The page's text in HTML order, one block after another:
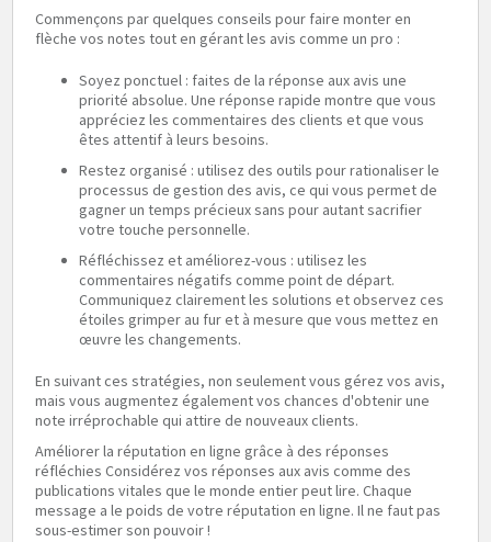
Commençons par quelques conseils pour faire monter en
flèche vos notes tout en gérant les avis comme un pro :
Soyez ponctuel : faites de la réponse aux avis une
priorité absolue. Une réponse rapide montre que vous
appréciez les commentaires des clients et que vous
êtes attentif à leurs besoins.
Restez organisé : utilisez des outils pour rationaliser le
processus de gestion des avis, ce qui vous permet de
gagner un temps précieux sans pour autant sacrifier
votre touche personnelle.
Réfléchissez et améliorez-vous : utilisez les
commentaires négatifs comme point de départ.
Communiquez clairement les solutions et observez ces
étoiles grimper au fur et à mesure que vous mettez en
œuvre les changements.
En suivant ces stratégies, non seulement vous gérez vos avis,
mais vous augmentez également vos chances d'obtenir une
note irréprochable qui attire de nouveaux clients.
Améliorer la réputation en ligne grâce à des réponses
réfléchies Considérez vos réponses aux avis comme des
publications vitales que le monde entier peut lire. Chaque
message a le poids de votre réputation en ligne. Il ne faut pas
sous-estimer son pouvoir !